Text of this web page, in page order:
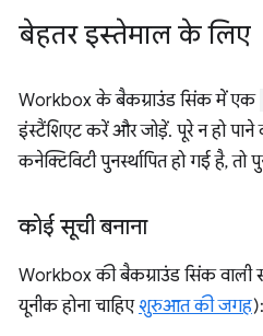
बेहतर इस्तेमाल के लिए
Workbox के बैकग्राउंड सिंक में एक
इंस्टैंशिएट करें और जोड़ें. पूरे न हो पाने
कनेक्टिविटी पुनर्स्थापित हो गई है, तो
कोई सूची बनाना
Workbox की बैकग्राउंड सिंक
यूनीक होना चाहिएशुरुआत की जगह):